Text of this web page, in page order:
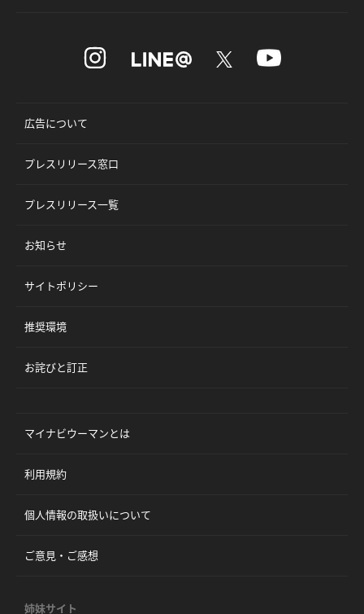
広告について
プレスリリース窓口
プレスリリース一覧
お知らせ
サイトポリシー
推奨環境
お詫びと訂正
マイナビウーマンとは
利用規約
個人情報の取扱いについて
ご意見・ご感想
姉妹サイト